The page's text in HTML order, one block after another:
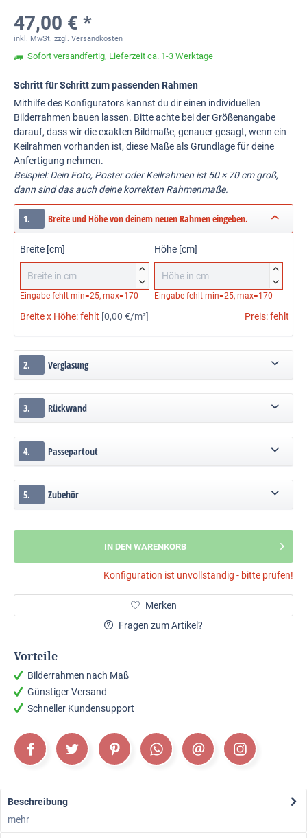
47,00 € *
inkl. MwSt. zzgl. Versandkosten
Sofort versandfertig, Lieferzeit ca. 1-3 Werktage
Schritt für Schritt zum passenden Rahmen
Mithilfe des Konfigurators kannst du dir einen individuellen
Bilderrahmen bauen lassen. Bitte achte bei der Größenangabe
darauf, dass wir die exakten Bildmaße, genauer gesagt, wenn ein
Keilrahmen vorhanden ist, diese Maße als Grundlage für deine
Anfertigung nehmen.
Beispiel: Dein Foto, Poster oder Keilrahmen ist 50 × 70 cm groß,
dann sind das auch deine korrekten Rahmenmaße.
1. Breite und Höhe von deinem neuen Rahmen eingeben.
Breite [cm]


Höhe [cm]


Eingabe fehlt min=25, max=170 Eingabe fehlt min=25, max=170
Breite x Höhe:fehlt [0,00 €/m²] Preis:fehlt
2. Verglasung
3. Rückwand
4. Passepartout
5. Zubehör
IN DEN WARENKORB
Konfiguration ist unvollständig - bitte prüfen!
Merken
Fragen zum Artikel?
Vorteile
Bilderrahmen nach Maß
Günstiger Versand
Schneller Kundensupport
Beschreibung
mehr